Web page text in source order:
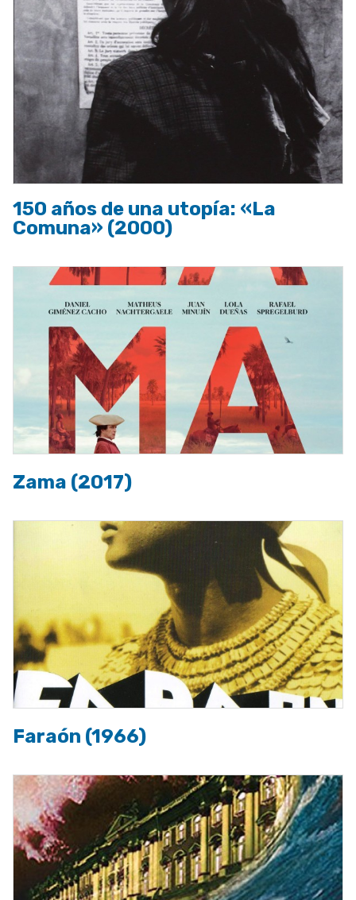
150 años de una utopía: «La
Comuna» (2000)
Zama (2017)
Faraón (1966)